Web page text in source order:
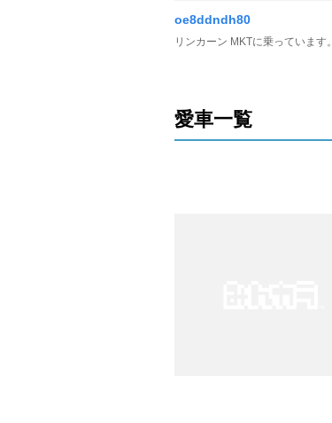
oe8ddndh80
リンカーン MKTに乗っています。
愛車一覧